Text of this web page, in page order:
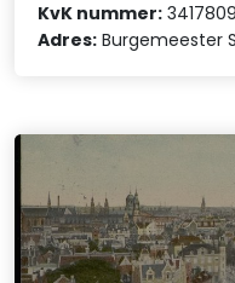
KvK nummer:
Adres: Burgemeester